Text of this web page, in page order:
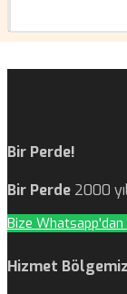
Bir Perde!
Bir Perde 2000
Bize Whatsapp'dan
Hizmet Bölgemiz